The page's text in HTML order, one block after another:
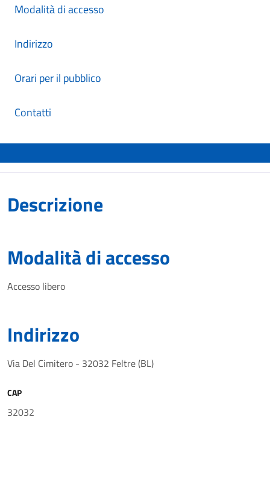
Modalità di accesso
Indirizzo
Orari per il pubblico
Contatti
Descrizione
Modalità di accesso
Accesso libero
Indirizzo
Via Del Cimitero - 32032 Feltre (BL)
CAP
32032